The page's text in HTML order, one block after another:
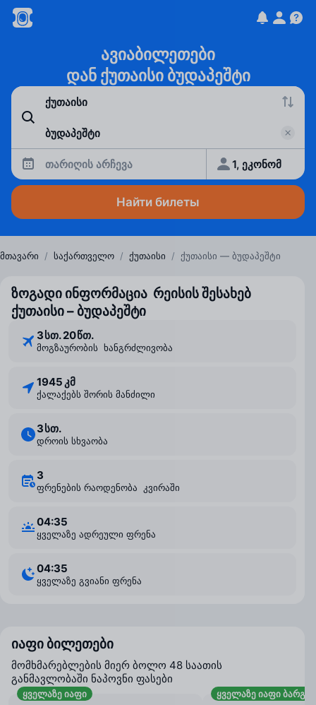
ავიაბილეთები
დან ქუთაისი ბუდაპეშტი
თარიღის არჩევა 1, ეკონომ
Найти билеты
მთავარი / საქართველო / ქუთაისი / ქუთაისი — ბუდაპეშტი
ზოგადი ინფორმაცია რეისის შესახებ
ქუთაისი – ბუდაპეშტი
3 ⁠სთ. 20 ⁠წთ.
მოგზაურობის ხანგრძლივობა
1945 კმ
ქალაქებს შორის მანძილი
3 ⁠სთ.
დროის სხვაობა
3
ფრენების რაოდენობა კვირაში
04:35
ყველაზე ადრეული ფრენა
04:35
ყველაზე გვიანი ფრენა
იაფი ბილეთები
მომხმარებლების მიერ ბოლო 48 საათის
განმავლობაში ნაპოვნი ფასები
ყველაზე იაფი ყველაზე იაფი